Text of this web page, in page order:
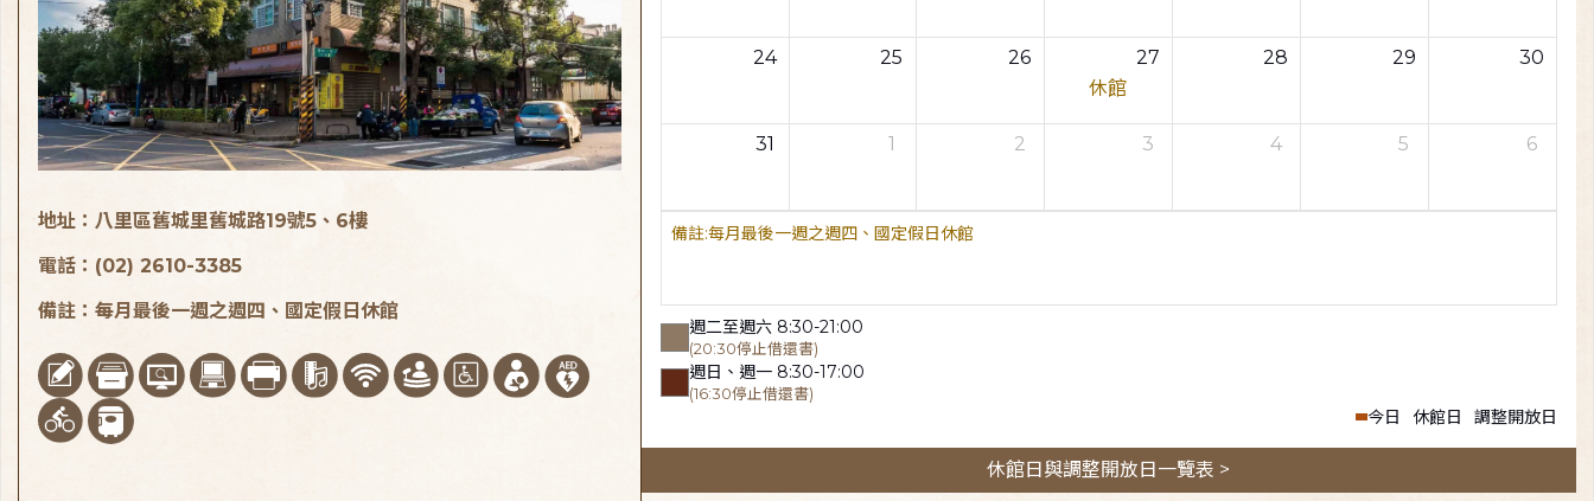
24 25 26
27
休館
28 29 30
31 1 2 3 4 5 6
每月最後一週之週四、國定假日休館
週二至週六 8:30-21:00
(20:30停止借還書)
週日、週一 8:30-17:00
(16:30停止借還書)
今日 休館日 調整開放日
休館日與調整開放日一覽表 >
地址：八里區舊城里舊城路19號5、6樓
電話：(02) 2610-3385
備註：每月最後一週之週四、國定假日休館